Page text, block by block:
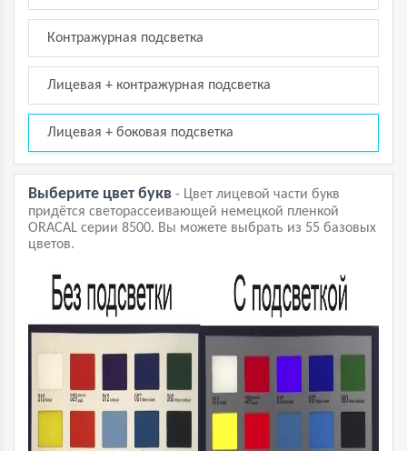
Контражурная подсветка
Лицевая + контражурная подсветка
Лицевая + боковая подсветка
Выберите цвет букв - Цвет лицевой части букв
придётся светорассеивающей немецкой пленкой
ORACAL серии 8500. Вы можете выбрать из 55 базовых
цветов.